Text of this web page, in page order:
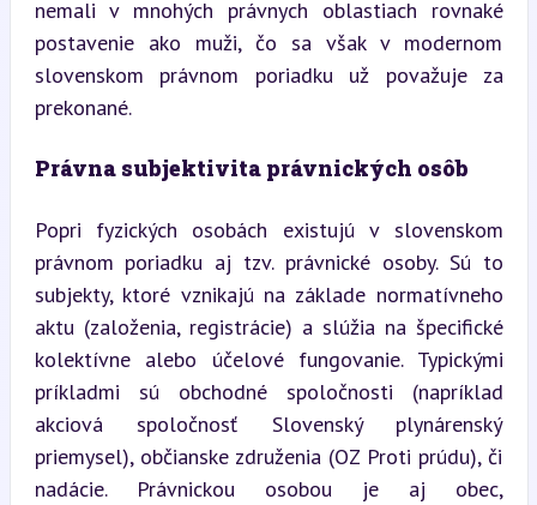
nemali v mnohých právnych oblastiach rovnaké
postavenie ako muži, čo sa však v modernom
slovenskom právnom poriadku už považuje za
prekonané.
Právna subjektivita právnických osôb
Popri fyzických osobách existujú v slovenskom
právnom poriadku aj tzv. právnické osoby. Sú to
subjekty, ktoré vznikajú na základe normatívneho
aktu (založenia, registrácie) a slúžia na špecifické
kolektívne alebo účelové fungovanie. Typickými
príkladmi sú obchodné spoločnosti (napríklad
akciová spoločnosť Slovenský plynárenský
priemysel), občianske združenia (OZ Proti prúdu), či
nadácie. Právnickou osobou je aj obec,